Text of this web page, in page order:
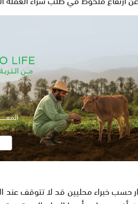
حسب خبراء محليين قد لا تتوقف